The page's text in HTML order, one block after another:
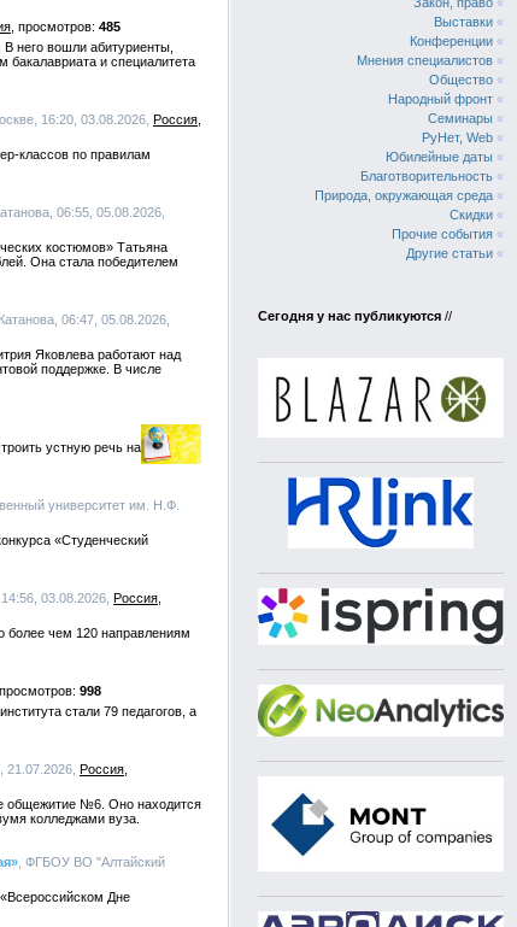
485
него вошли абитуриенты,
и специалитета
16:20, 03.08.2026, Россия
классов по правилам
06:55, 05.08.2026,
костюмов» Татьяна
Она стала победителем
06:47, 05.08.2026,
Яковлева работают над
поддержке. В числе
устную речь на
университет им. Н.Ф.
«Студенческий
03.08.2026, Россия
более чем 120 направлениям
998
стали 79 педагогов, а
21.07.2026, Россия
общежитие №6. Оно находится
колледжами вуза.
, ФГБОУ ВО "Алтайский
Дне
Выставки «
Конференции «
Мнения специалистов «
Общество «
Народный фронт «
Семинары «
РуНет, Web «
Юбилейные даты «
Благотворительность «
Природа, окружающая среда «
Скидки «
Прочие события «
Другие статьи «
Сегодня у нас публикуются //